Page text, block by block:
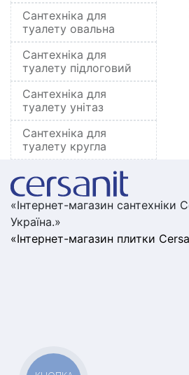
Сантехніка для
туалету овальна
Сантехніка для
туалету підлоговий
Сантехніка для
туалету унітаз
Сантехніка для
туалету кругла
«Інтернет-магазин сантехніки
Україна.»
«Інтернет-магазин плитки